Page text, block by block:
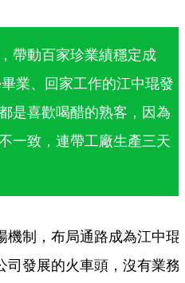
帶動百家珍業績穩定成
業、回家工作的江中琨發
是喜歡喝醋的熟客，因為
一致，連帶工廠生產三天
機制，布局通路成為江中琨
司發展的火車頭，沒有業務